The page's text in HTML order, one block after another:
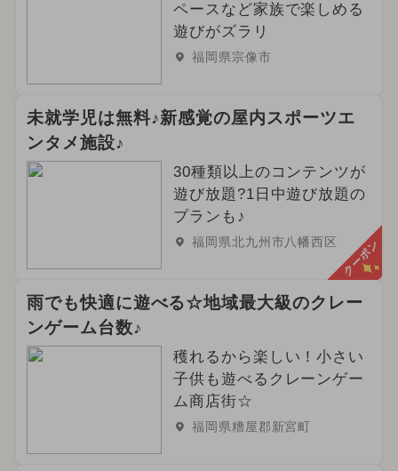
ペースなど家族で楽しめる
遊びがズラリ
福岡県宗像市
未就学児は無料♪新感覚の屋内スポーツエ
ンタメ施設♪
30種類以上のコンテンツが
遊び放題?1日中遊び放題の
プランも♪
福岡県北九州市八幡西区 クーポン
雨でも快適に遊べる☆地域最大級のクレー
ンゲーム台数♪
穫れるから楽しい！小さい
子供も遊べるクレーンゲー
ム商店街☆
福岡県糟屋郡新宮町